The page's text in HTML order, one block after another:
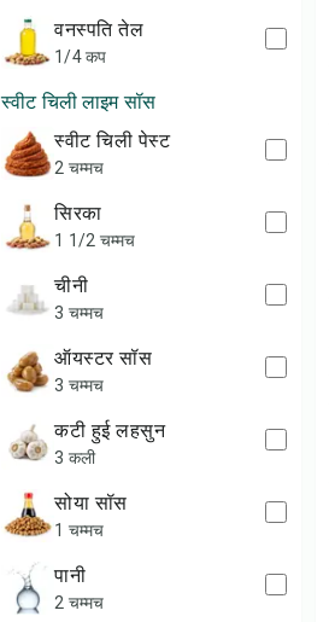
वनस्पति तेल
1/4 कप
स्वीट चिली लाइम सॉस
स्वीट चिली पेस्ट
2 चम्मच
सिरका
1 1/2 चम्मच
चीनी
3 चम्मच
ऑयस्टर सॉस
3 चम्मच
कटी हुई लहसुन
3 कली
सोया सॉस
1 चम्मच
पानी
2 चम्मच